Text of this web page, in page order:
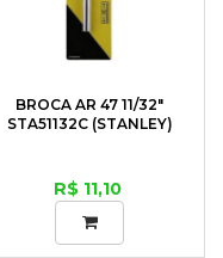
BROCA AR 47 11/32"
STA51132C (STANLEY)
R$ 11,10